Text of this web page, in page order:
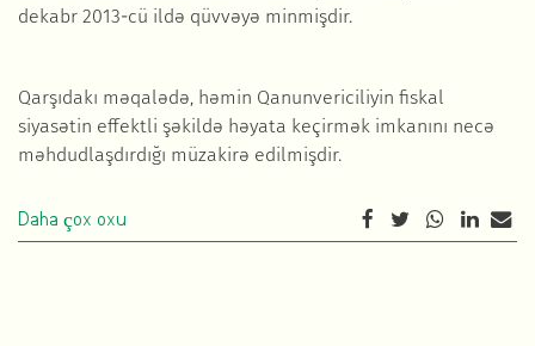
dekabr 2013-cü ildə qüvvəyə minmişdir.
Qarşıdakı məqalədə, həmin Qanunvericiliyin fiskal
siyasətin effektli şəkildə həyata keçirmək imkanını necə
məhdudlaşdırdığı müzakirə edilmişdir.
Daha çox oxu